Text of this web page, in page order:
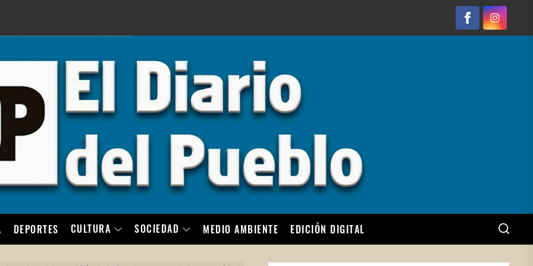
FacebookInstagram
DEPORTES CULTURA SOCIEDAD MEDIO AMBIENTE EDICIÓN DIGITAL